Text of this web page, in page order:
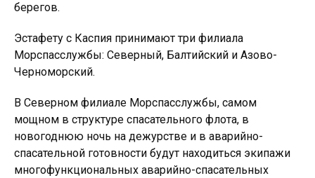
берегов.
Эстафету с Каспия принимают три филиала
Морспасслужбы: Северный, Балтийский и Азово-
Черноморский.
В Северном филиале Морспасслужбы, самом
мощном в структуре спасательного флота, в
новогоднюю ночь на дежурстве и в аварийно-
спасательной готовности будут находиться экипажи
многофункциональных аварийно-спасательных